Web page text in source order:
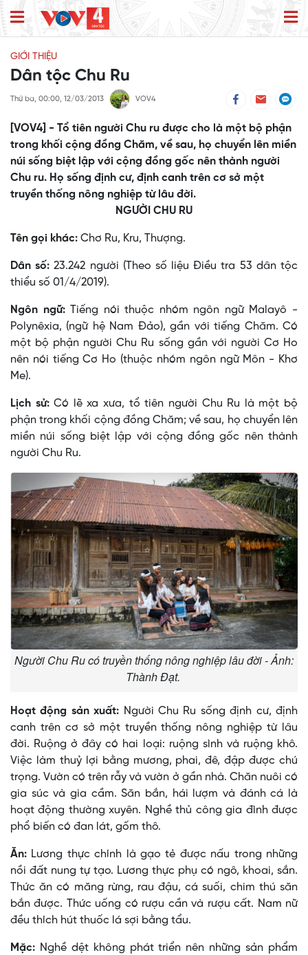
GIỚI THIỆU
Dân tộc Chu Ru
Thứ ba, 00:00, 12/03/2013 VOV4
[VOV4] - Tổ tiên người Chu ru được cho là một bộ phận
trong khối cộng đồng Chăm, về sau, họ chuyển lên miền
núi sống biệt lập với cộng đồng gốc nên thành người
Chu ru. Họ sống định cư, định canh trên cơ sở một
truyền thống nông nghiệp từ lâu đời.
NGƯỜI CHU RU
Tên gọi khác: Chơ Ru, Kru, Thượng.
Dân số:23.242 người (Theo số liệu Điều tra 53 dân tộc
thiểu số 01/4/2019).
Ngôn ngữ:Tiếng nói thuộc nhóm ngôn ngữ Malayô -
Polynêxia, (ngữ hệ Nam Ðảo), gần với tiếng Chăm. Có
một bộ phận người Chu Ru sống gần với người Cơ Ho
nên nói tiếng Cơ Ho (thuộc nhóm ngôn ngữ Môn - Khơ
Me).
Lịch sử:Có lẽ xa xưa, tổ tiên người Chu Ru là một bộ
phận trong khối cộng đồng Chăm; về sau, họ chuyển lên
miền núi sống biệt lập với cộng đồng gốc nên thành
người Chu Ru.
Người Chu Ru có truyền thống nông nghiệp lâu đời - Ảnh:
Thành Đạt.
Hoạt động sản xuất: Người Chu Ru sống định cư, định
canh trên cơ sở một truyền thống nông nghiệp từ lâu
đời. Ruộng ở đây có hai loại: ruộng sình và ruộng khô.
Việc làm thuỷ lợi bằng mương, phai, đê, đập được chú
trọng. Vườn có trên rẫy và vườn ở gần nhà. Chăn nuôi có
gia súc và gia cầm. Săn bắn, hái lượm và đánh cá là
hoạt động thường xuyên. Nghề thủ công gia đình được
phổ biến có đan lát, gốm thô.
Ăn: Lương thực chính là gạo tẻ được nấu trong những
nồi đất nung tự tạo. Lương thực phụ có ngô, khoai, sắn.
Thức ăn có măng rừng, rau đậu, cá suối, chim thú săn
bắn được. Thức uống có rượu cần và rượu cất. Nam nữ
đều thích hút thuốc lá sợi bằng tẩu.
Mặc: Nghề dệt không phát triển nên những sản phẩm